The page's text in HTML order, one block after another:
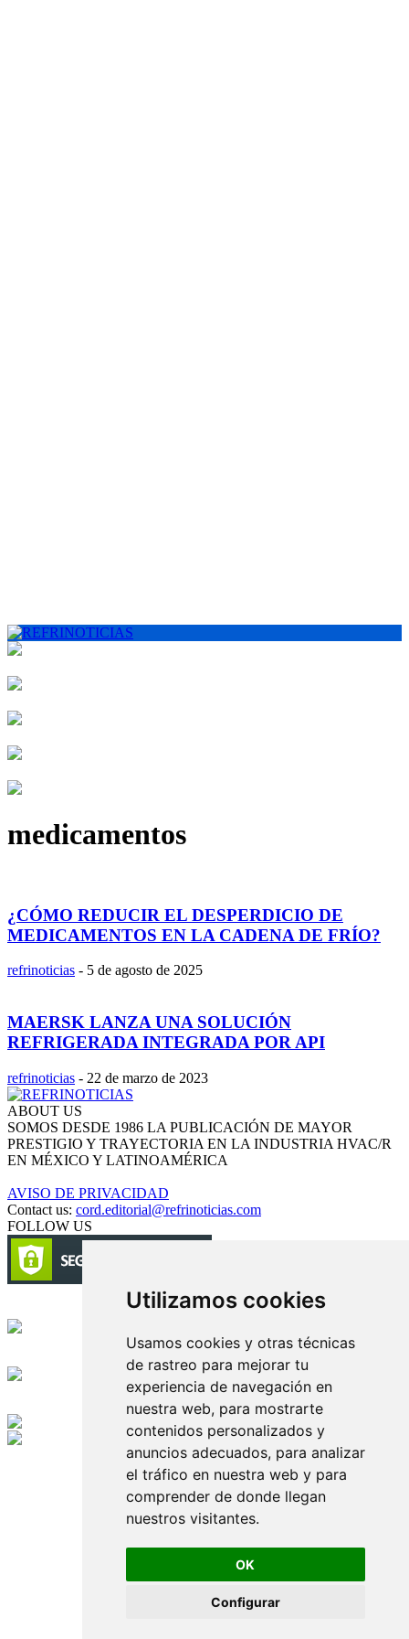
Utilizamos cookies
Usamos cookies y otras técnicas
de rastreo para mejorar tu
experiencia de navegación en
nuestra web, para mostrarte
contenidos personalizados y
anuncios adecuados, para analizar
el tráfico en nuestra web y para
comprender de donde llegan
nuestros visitantes.
OK
Configurar
medicamentos
¿CÓMO REDUCIR EL DESPERDICIO DE
MEDICAMENTOS EN LA CADENA DE FRÍO?
refrinoticias - 5 de agosto de 2025
MAERSK LANZA UNA SOLUCIÓN
REFRIGERADA INTEGRADA POR API
refrinoticias - 22 de marzo de 2023
ABOUT US
SOMOS DESDE 1986 LA PUBLICACIÓN DE MAYOR
PRESTIGIO Y TRAYECTORIA EN LA INDUSTRIA HVAC/R
EN MÉXICO Y LATINOAMÉRICA
AVISO DE PRIVACIDAD
Contact us: cord.editorial@refrinoticias.com
FOLLOW US
Circulación certificada
Edición digital con tecnología
Playa Revolcadero 222 Col. Reforma Iztaccihuatl Norte C.P. 08810
CIUDAD DE MEXICO
Conmutador CIUDAD DE MEXICO (+52) 555 740 4476, 555 740
© 2000-2026 BURO DE MERCADOTECNIA DEL CENTRO,
Todos los nombres, marcas, logotipos, productos e imagenes
mencionados son propiedad de sus respectivos dueños
Prohibida la reproducción total o parcial de los contenidos aqui
publicados incluyendo cualquier medio electrónico o magnético